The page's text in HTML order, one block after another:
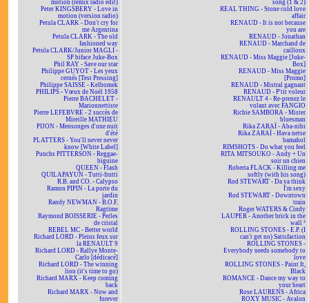
motion (remix radio edit)
Peter KINGSBERY - Love in
motion (version radio)
Petula CLARK - Don't cry for
me Argentina
Petula CLARK - The old
fashioned way
Petula CLARK/Junior MAGLI -
SP biface Juke-Box
Phil RAY - Save our star
Philippe GUYOT - Les yeux
cernés [Test Pressing]
Philippe SAISSE - Kelbomek
PHILIPS - Vœux de Noël 1958
Pierre BACHELET -
Marionnettiste
Pierre LEFEBVRE - 2 succès de
Mireille MATHIEU
PIJON - Mensonges d'une nuit
d'été
PLATTERS - You'll never never
know [White Label]
Punchs PITTERSON - Reggae-
biguine
QUEEN - Flash
QUILAPAYUN - Tutti-frutti
R.B. and CO. - Calypso
Ramon PIPIN - La porte du
jardin
Randy NEWMAN - B.O.F.
Ragtime
Raymond BOISSERIE - Perles
de cristal
REBEL MC - Better world
Richard LORD - Pleins feux sur
la RENAULT 9
Richard LORD - Rallye Monte-
Carlo [dédicacé]
Richard LORD - The winning
lion (it's time to go)
Richard MARX - Keep coming
back
Richard MARX - Now and
forever
song (1 & 2)
REAL THING - Stone cold love
affair
RENAUD - It is not because
you are
RENAUD - Jonathan
RENAUD - Marchand de
cailloux
RENAUD - Miss Maggie [Juke-
Box]
RENAUD - Miss Maggie
[Promo]
RENAUD - Mistral gagnant
RENAUD - P'tit voleur
RENAULT 4 - Re-prenez le
volant avec FANGIO
Richie SAMBORA - Mister
bluesman
Rika ZARAÏ - Aba-nibi
Rika ZARAÏ - Hava netse
bamahol
RIMSHOTS - Do what you feel
RITA MITSOUKO - Andy + Un
soir un chien
Roberta FLACK - Killing me
softly (with his song)
Rod STEWART - Da ya think
I'm sexy
Rod STEWART - Downtown
train
Roger WATERS & Cindy
LAUPER - Another brick in the
wall ²
ROLLING STONES - E.P. (I
can't get no) Satisfaction
ROLLING STONES -
Everybody needs somebody to
love
ROLLING STONES - Paint It,
Black
ROMANCE - Dance my way to
your heart
Rose LAURENS - Africa
ROXY MUSIC - Avalon